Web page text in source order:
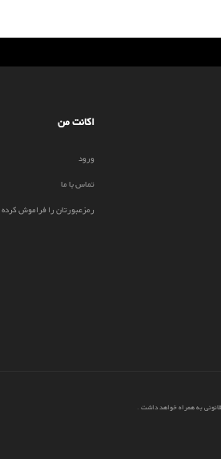
اکانت من
ورود
تماس با ما
رمزعبورتان را فراموش کرده
به همراه خواهد داشت.